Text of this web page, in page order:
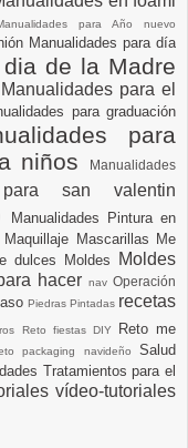
para Año nuevo
Manualidades para día
de la Madre
Manualidades para el
para graduación
para
niños
Manualidades
para san valentin
Manualidades Pintura en
Maquillaje Mascarillas Me
dulces Moldes
Moldes
hacer nav Operación
Piedras Pintadas recetas
Reto fiestas DIY
Reto me
packaging navideñoSalud
Tratamientos para el
vídeo-tutoriales